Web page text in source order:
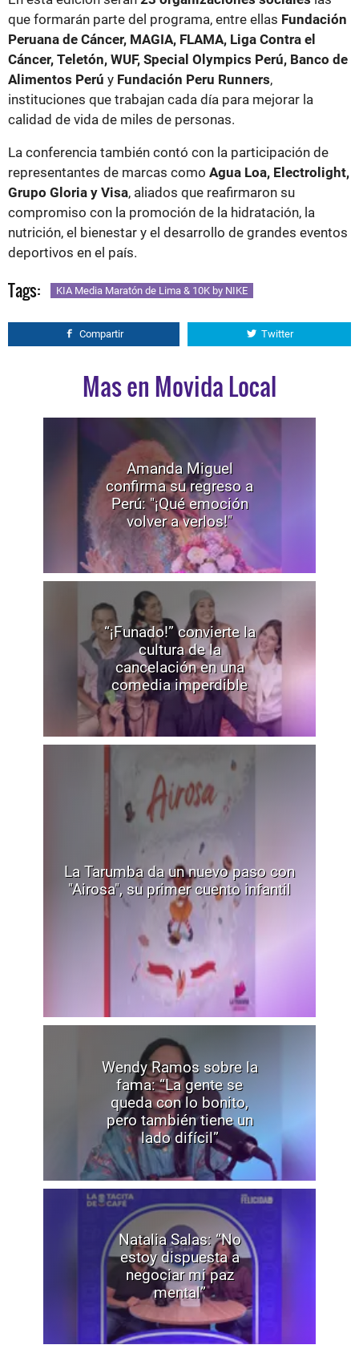
que formarán parte del programa, entre ellas Fundación
Peruana de Cáncer, MAGIA, FLAMA, Liga Contra el
Cáncer, Teletón, WUF, Special Olympics Perú, Banco de
Alimentos Perú y Fundación Peru Runners,
instituciones que trabajan cada día para mejorar la
calidad de vida de miles de personas.
La conferencia también contó con la participación de
representantes de marcas como Agua Loa, Electrolight,
Grupo Gloria y Visa, aliados que reafirmaron su
compromiso con la promoción de la hidratación, la
nutrición, el bienestar y el desarrollo de grandes eventos
deportivos en el país.
Tags: KIA Media Maratón de Lima & 10K by NIKE
Compartir Twitter
Mas en Movida Local
Amanda Miguel
confirma su regreso a
Perú: "¡Qué emoción
volver a verlos!"
“¡Funado!” convierte la
cultura de la
cancelación en una
comedia imperdible
La Tarumba da un nuevo paso con
"Airosa", su primer cuento infantil
Wendy Ramos sobre la
fama: “La gente se
queda con lo bonito,
pero también tiene un
lado difícil”
Natalia Salas: “No
estoy dispuesta a
negociar mi paz
mental”